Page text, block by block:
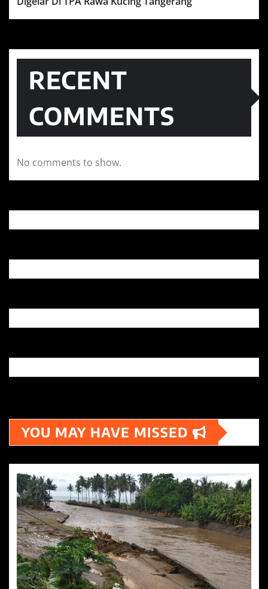
RECENT
COMMENTS
No comments to show.
YOU MAY HAVE MISSED